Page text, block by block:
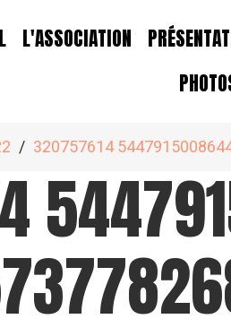
L'ASSOCIATION
320757614